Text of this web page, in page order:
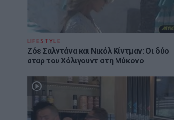
LIFESTYLE
Ζόε Σαλντάνα και Νικόλ Κίντμαν: Οι δύο
σταρ του Χόλιγουντ στη Μύκονο